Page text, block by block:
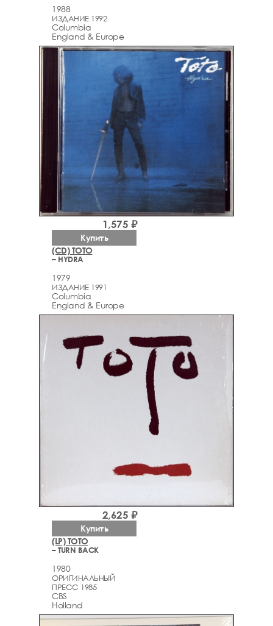
1988
ИЗДАНИЕ 1992
Columbia
England & Europe
(CD) TOTO
– HYDRA
1979
ИЗДАНИЕ 1991
Columbia
England & Europe
1,575 ₽
Купить
(LP) TOTO
– TURN BACK
1980
ОРИГИНАЛЬНЫЙ
ПРЕСС 1985
CBS
Holland
2,625 ₽
Купить